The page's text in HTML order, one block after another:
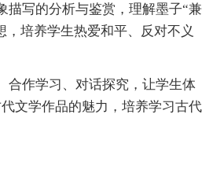
描写的分析与鉴赏，理解墨子“兼
，培养学生热爱和平、反对不义
合作学习、对话探究，让学生体
文学作品的魅力，培养学习古代